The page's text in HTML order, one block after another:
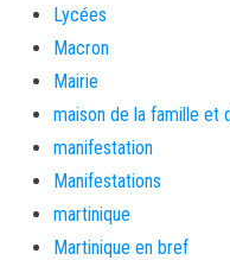
Lycées
Macron
Mairie
maison de la famille et
manifestation
Manifestations
martinique
Martinique en bref